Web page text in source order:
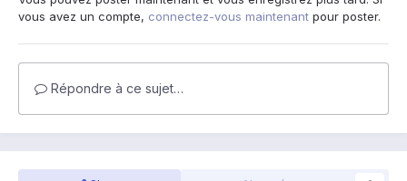
vous avez un compte, connectez-vous maintenant pour poster.
Répondre à ce sujet…